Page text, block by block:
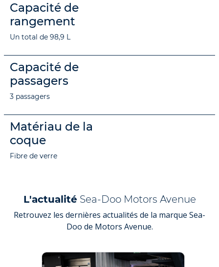
Capacité de
rangement
Un total de 98,9 L
Capacité de
passagers
3 passagers
Matériau de la
coque
Fibre de verre
L'actualité Sea-Doo Motors Avenue
Retrouvez les dernières actualités de la marque Sea-
Doo de Motors Avenue.